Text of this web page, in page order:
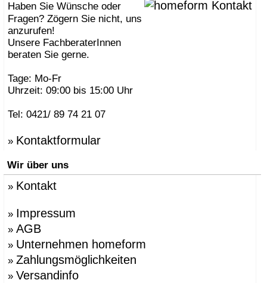
Haben Sie Wünsche oder
Fragen? Zögern Sie nicht, uns
anzurufen!
Unsere FachberaterInnen
beraten Sie gerne.
Tage: Mo-Fr
Uhrzeit: 09:00 bis 15:00 Uhr
Tel: 0421/ 89 74 21 07
» Kontaktformular
Wir über uns
» Kontakt
» Impressum
» AGB
» Unternehmen homeform
» Zahlungsmöglichkeiten
» Versandinfo